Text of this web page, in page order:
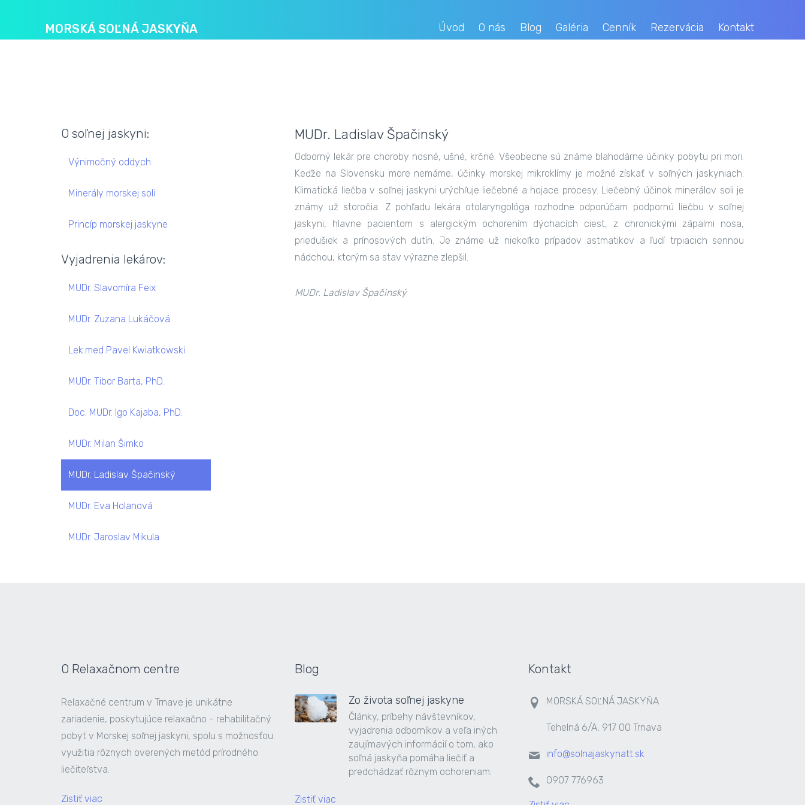
MORSKÁ SOĽNÁ JASKYŇA Úvod O nás Blog Galéria Cenník Rezervácia Kontakt
O soľnej jaskyni:
Výnimočný oddych
Minerály morskej soli
Princíp morskej jaskyne
Vyjadrenia lekárov:
MUDr. Slavomíra Feix
MUDr. Zuzana Lukáčová
Lek.med Pavel Kwiatkowski
MUDr. Tibor Barta, PhD.
Doc. MUDr. Igo Kajaba, PhD.
MUDr. Milan Šimko
MUDr. Ladislav Špačinský
MUDr. Eva Holanová
MUDr. Jaroslav Mikula
MUDr. Ladislav Špačinský
Odborný lekár pre choroby nosné, ušné, krčné. Všeobecne sú známe blahodárne účinky pobytu pri mori.
Keďže na Slovensku more nemáme, účinky morskej mikroklímy je možné získať v soľných jaskyniach.
Klimatická liečba v soľnej jaskyni urýchľuje liečebné a hojace procesy. Liečebný účinok minerálov soli je
známy už storočia. Z pohľadu lekára otolaryngológa rozhodne odporúčam podpornú liečbu v soľnej
jaskyni, hlavne pacientom s alergickým ochorením dýchacích ciest, z chronickými zápalmi nosa,
priedušiek a prínosových dutín. Je známe už niekoľko prípadov astmatikov a ľudí trpiacich sennou
nádchou, ktorým sa stav výrazne zlepšil.
MUDr. Ladislav Špačinský
O Relaxačnom centre
Relaxačné centrum v Trnave je unikátne
zariadenie, poskytujúce relaxačno - rehabilitačný
pobyt v Morskej soľnej jaskyni, spolu s možnosťou
využitia rôznych overených metód prírodného
liečiteľstva.
Zistiť viac
Blog
Zo života soľnej jaskyne
Články, príbehy návštevníkov,
vyjadrenia odborníkov a veľa iných
zaujímavých informácií o tom, ako
soľná jaskyňa pomáha liečiť a
predchádzať rôznym ochoreniam.
Zistiť viac
Kontakt
MORSKÁ SOĽNÁ JASKYŇA
Tehelná 6/A, 917 00 Trnava
info@solnajaskynatt.sk
0907 776963